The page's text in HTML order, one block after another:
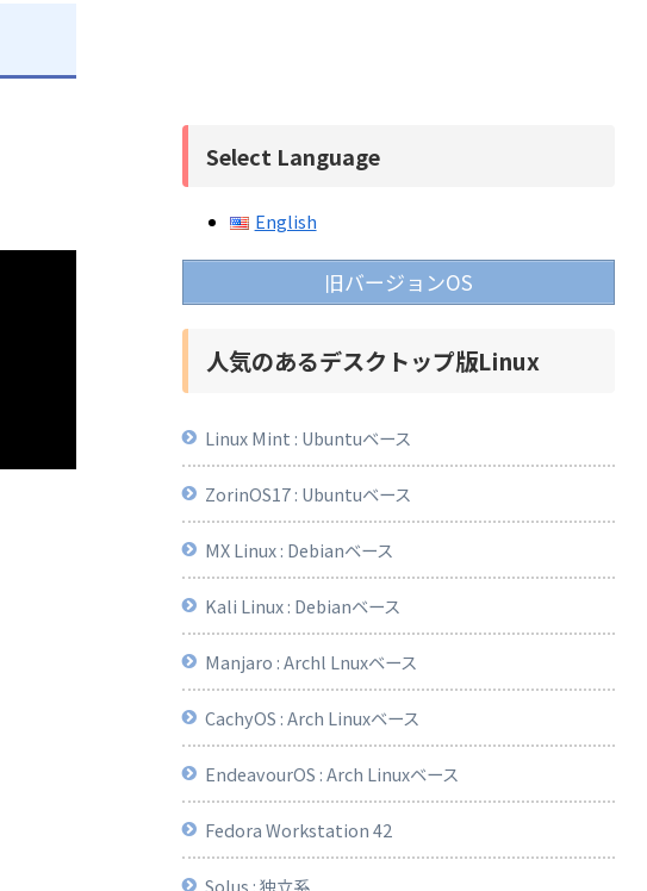
Select Language
English
旧バージョンOS
人気のあるデスクトップ版Linux
Linux Mint : Ubuntuベース
ZorinOS17 : Ubuntuベース
MX Linux : Debianベース
Kali Linux : Debianベース
Manjaro : Archl Lnuxベース
CachyOS : Arch Linuxベース
EndeavourOS : Arch Linuxベース
Fedora Workstation 42
Solus : 独立系